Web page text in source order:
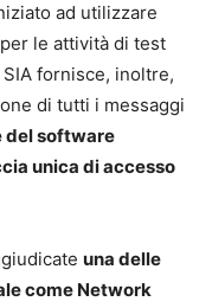
ad utilizzare
per le attività di test
fornisce, inoltre,
di tutti i messaggi
del software
unica di accesso
una delle
come Network